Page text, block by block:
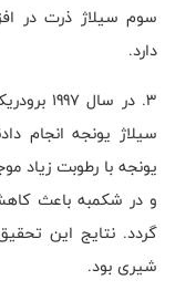
سوم سیلاژ ذرت در
دارد.
3. در
سیلاژ یونجه انجام
یونجه با رطوبت
و در شکمبه باعث
گردد. نتایج این
شیری بود.